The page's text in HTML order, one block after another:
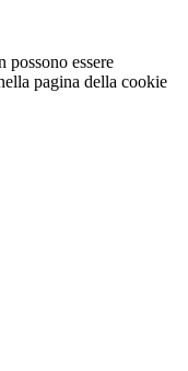
possono essere
pagina della cookie